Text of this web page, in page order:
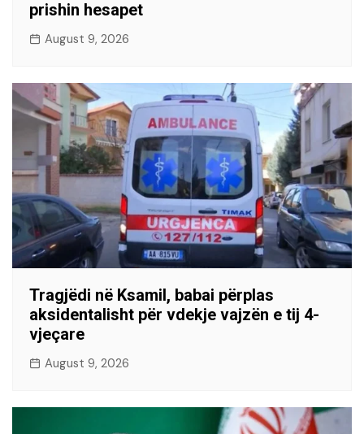
prishin hesapet
August 9, 2026
Tragjëdi në Ksamil, babai përplas
aksidentalisht për vdekje vajzën e tij 4-
vjeçare
August 9, 2026